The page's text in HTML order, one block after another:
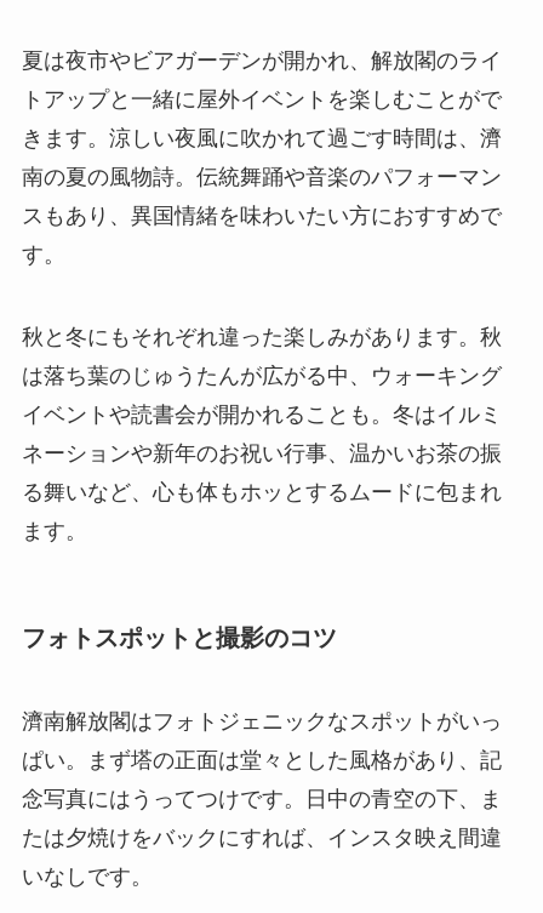
夏は夜市やビアガーデンが開かれ、解放閣のライ
トアップと一緒に屋外イベントを楽しむことがで
きます。涼しい夜風に吹かれて過ごす時間は、濟
南の夏の風物詩。伝統舞踊や音楽のパフォーマン
スもあり、異国情緒を味わいたい方におすすめで
す。
秋と冬にもそれぞれ違った楽しみがあります。秋
は落ち葉のじゅうたんが広がる中、ウォーキング
イベントや読書会が開かれることも。冬はイルミ
ネーションや新年のお祝い行事、温かいお茶の振
る舞いなど、心も体もホッとするムードに包まれ
ます。
フォトスポットと撮影のコツ
濟南解放閣はフォトジェニックなスポットがいっ
ぱい。まず塔の正面は堂々とした風格があり、記
念写真にはうってつけです。日中の青空の下、ま
たは夕焼けをバックにすれば、インスタ映え間違
いなしです。